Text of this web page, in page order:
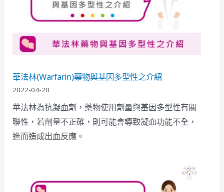
華法林(Warfarin)藥物與基因多型性之介紹
2022-04-20
華法林為抗凝血劑，藥物使用劑量與基因多型性有關
聯性，若劑量不正確，則可能會導致凝血功能不全，
進而造成出血反應。